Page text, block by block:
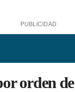
PUBLICIDAD
orden de